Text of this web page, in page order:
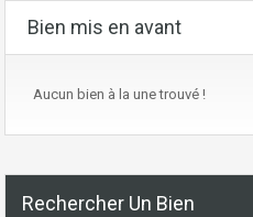
Bien mis en avant
Aucun bien à la une trouvé !
Rechercher Un Bien